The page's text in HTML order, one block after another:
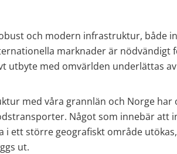
och modern infrastruktur, både
marknader är nödvändigt
utbyte med omvärlden underlättas
med våra grannlän och Norge har
Något som innebär att
ett större geografiskt område
ut.